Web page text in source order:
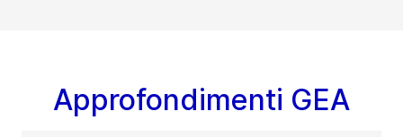
Approfondimenti GEA